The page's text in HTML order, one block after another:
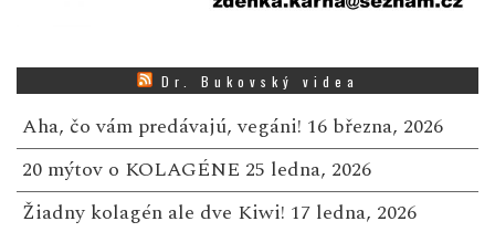
Dr. Bukovský videa
Aha, čo vám predávajú, vegáni! 16 března, 2026
20 mýtov o KOLAGÉNE 25 ledna, 2026
Žiadny kolagén ale dve Kiwi! 17 ledna, 2026